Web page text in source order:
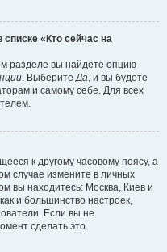
«Кто сейчас на
разделе вы найдёте опцию
. ВыберитеДа, и вы будете
и самому себе. Для всех
к другому часовому поясу, а
случае измените в личных
вы находитесь: Москва, Киев и
и большинство настроек,
Если вы не
сделать это.